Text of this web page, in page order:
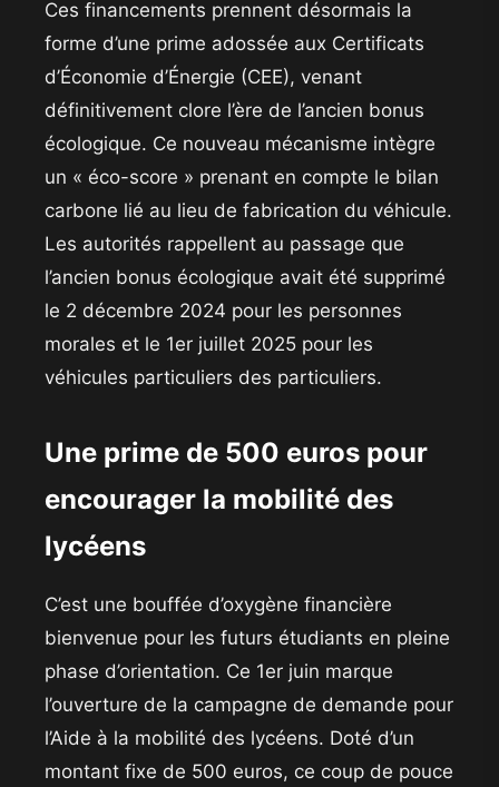
​Ces financements prennent désormais la
forme d’une prime adossée aux Certificats
d’Économie d’Énergie (CEE), venant
définitivement clore l’ère de l’ancien bonus
écologique. Ce nouveau mécanisme intègre
un « éco-score » prenant en compte le bilan
carbone lié au lieu de fabrication du véhicule.
Les autorités rappellent au passage que
l’ancien bonus écologique avait été supprimé
le 2 décembre 2024 pour les personnes
morales et le 1er juillet 2025 pour les
véhicules particuliers des particuliers.
​Une prime de 500 euros pour
encourager la mobilité des
lycéens
​C’est une bouffée d’oxygène financière
bienvenue pour les futurs étudiants en pleine
phase d’orientation. Ce 1er juin marque
l’ouverture de la campagne de demande pour
l’Aide à la mobilité des lycéens. Doté d’un
montant fixe de 500 euros, ce coup de pouce